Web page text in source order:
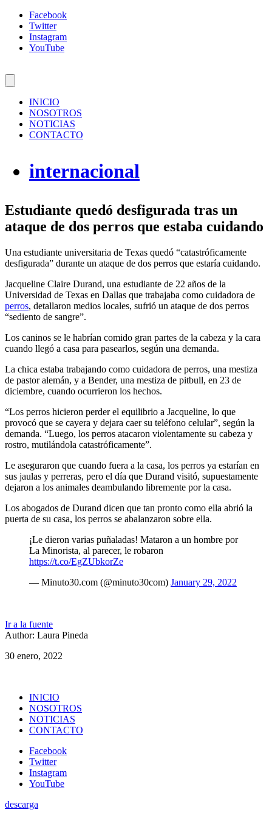
Facebook
Twitter
Instagram
YouTube
INICIO
NOSOTROS
NOTICIAS
CONTACTO
internacional
Estudiante quedó desfigurada tras un
ataque de dos perros que estaba cuidando
Una estudiante universitaria de Texas quedó “catastróficamente
desfigurada” durante un ataque de dos perros que estaría cuidando.
Jacqueline Claire Durand, una estudiante de 22 años de la
Universidad de Texas en Dallas que trabajaba como cuidadora de
perros, detallaron medios locales, sufrió un ataque de dos perros
“sediento de sangre”.
Los caninos se le habrían comido gran partes de la cabeza y la cara
cuando llegó a casa para pasearlos, según una demanda.
La chica estaba trabajando como cuidadora de perros, una mestiza
de pastor alemán, y a Bender, una mestiza de pitbull, en 23 de
diciembre, cuando ocurrieron los hechos.
“Los perros hicieron perder el equilibrio a Jacqueline, lo que
provocó que se cayera y dejara caer su teléfono celular”, según la
demanda. “Luego, los perros atacaron violentamente su cabeza y
rostro, mutilándola catastróficamente”.
Le aseguraron que cuando fuera a la casa, los perros ya estarían en
sus jaulas y perreras, pero el día que Durand visitó, supuestamente
dejaron a los animales deambulando libremente por la casa.
Los abogados de Durand dicen que tan pronto como ella abrió la
puerta de su casa, los perros se abalanzaron sobre ella.
¡Le dieron varias puñaladas! Mataron a un hombre por
La Minorista, al parecer, le robaron
https://t.co/EgZUbkorZe
— Minuto30.com (@minuto30com) January 29, 2022
Ir a la fuente
Author: Laura Pineda
30 enero, 2022
INICIO
NOSOTROS
NOTICIAS
CONTACTO
Facebook
Twitter
Instagram
YouTube
descarga